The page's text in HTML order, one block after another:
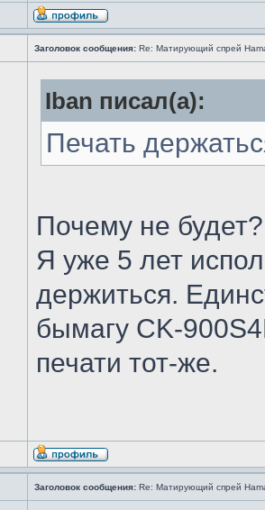
Заголовок сообщения: Re: Матирующий спрей
Iban писал(а):
Печать
Почему не будет?
Я уже 5 лет
держиться.
бымагу CK-
печати тот-же.
Заголовок сообщения: Re: Матирующий спрей